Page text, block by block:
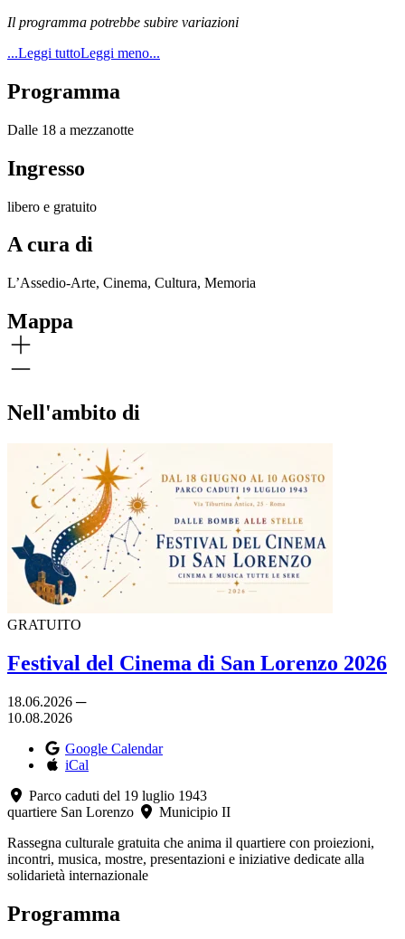
Il programma potrebbe subire variazioni
...Leggi tuttoLeggi meno...
Programma
Dalle 18 a mezzanotte
Ingresso
libero e gratuito
A cura di
L’Assedio-Arte, Cinema, Cultura, Memoria
Mappa
Nell'ambito di
GRATUITO
Festival del Cinema di San Lorenzo 2026
18.06.2026 ─
10.08.2026
Google Calendar
iCal
Parco caduti del 19 luglio 1943
quartiere San Lorenzo
Municipio II
Rassegna culturale gratuita che anima il quartiere con proiezioni,
incontri, musica, mostre, presentazioni e iniziative dedicate alla
solidarietà internazionale
Programma